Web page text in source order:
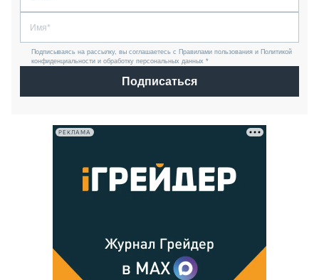
Подписываясь на рассылку, вы соглашаетесь с Правилами пользования и Политикой
конфиденциальности и обработку персональных данных *
Подписаться
РЕКЛАМА